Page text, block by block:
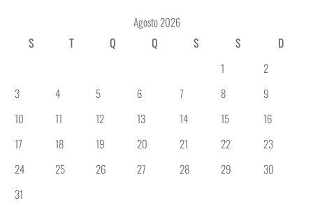
Agosto 2026
S
T Q Q S S
D
1
2
3
4 5 6 7 8
9
10
11 12 13 14 15
16
17
18 19 20 21 22
23
24
25 26 27 28 29
30
31